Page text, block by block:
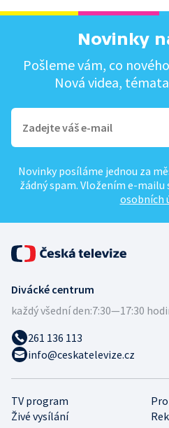
Novinky
Pošleme vám, co
Nová videa,
Novinky posíláme jednou za
žádný spam. Vložením e-mailu
osobních